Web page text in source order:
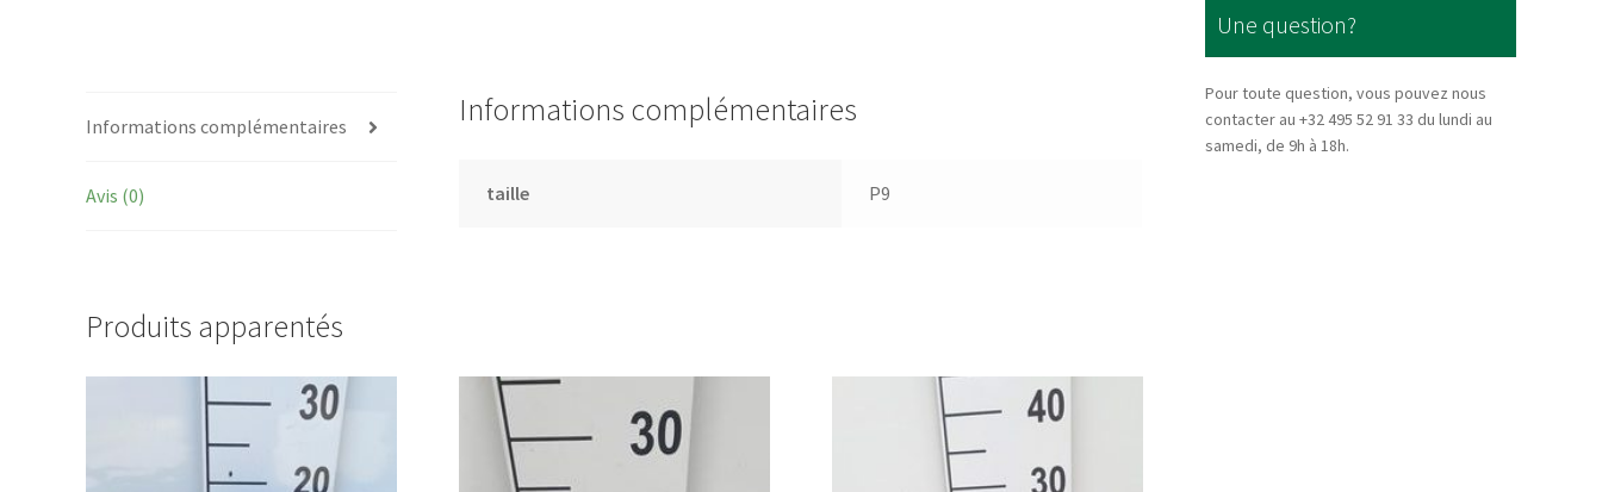
Informations complémentaires
Avis (0)
Informations complémentaires
taille P9
Produits apparentés
Une question?
Pour toute question, vous pouvez nous
contacter au +32 495 52 91 33 du lundi au
samedi, de 9h à 18h.